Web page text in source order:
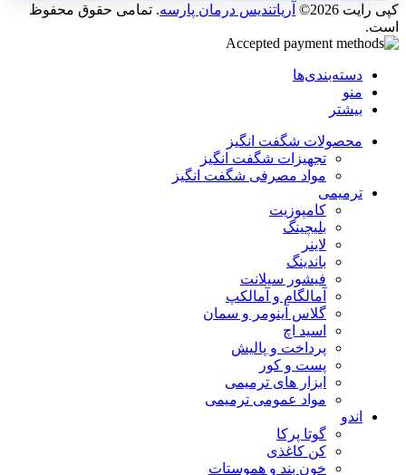
کپی رایت 2026© آریاتندیس درمان پارسه. تمامی حقوق محفوظ
است.
دسته‌بندی‌ها
منو
بیشتر
محصولات شگفت انگیز
تجهیزات شگفت انگیز
مواد مصرفی شگفت انگیز
ترمیمی
کامپوزیت
بلیچینگ
لاینر
باندینگ
فیشور سیلانت
آمالگام و آمالکپ
گلاس آینومر و سمان
اسید اچ
پرداخت و پالیش
پست و کور
ابزار های ترمیمی
مواد عمومی ترمیمی
اندو
گوتا پرکا
کن کاغذی
خون بند و هموستات